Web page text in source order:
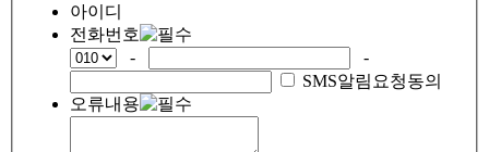
아이디
전화번호
-
-
SMS알림요청동의
오류내용